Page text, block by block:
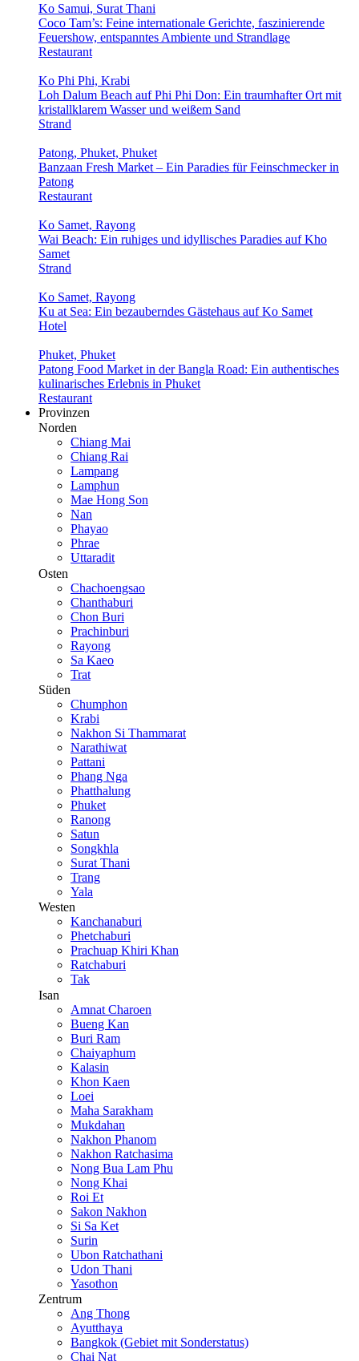
Ko Samui, Surat Thani
Coco Tam’s: Feine internationale Gerichte, faszinierende
Feuershow, entspanntes Ambiente und Strandlage
Restaurant
Ko Phi Phi, Krabi
Loh Dalum Beach auf Phi Phi Don: Ein traumhafter Ort mit
kristallklarem Wasser und weißem Sand
Strand
Patong, Phuket, Phuket
Banzaan Fresh Market – Ein Paradies für Feinschmecker in
Patong
Restaurant
Ko Samet, Rayong
Wai Beach: Ein ruhiges und idyllisches Paradies auf Kho
Samet
Strand
Ko Samet, Rayong
Ku at Sea: Ein bezauberndes Gästehaus auf Ko Samet
Hotel
Phuket, Phuket
Patong Food Market in der Bangla Road: Ein authentisches
kulinarisches Erlebnis in Phuket
Restaurant
Provinzen
Norden
Chiang Mai
Chiang Rai
Lampang
Lamphun
Mae Hong Son
Nan
Phayao
Phrae
Uttaradit
Osten
Chachoengsao
Chanthaburi
Chon Buri
Prachinburi
Rayong
Sa Kaeo
Trat
Süden
Chumphon
Krabi
Nakhon Si Thammarat
Narathiwat
Pattani
Phang Nga
Phatthalung
Phuket
Ranong
Satun
Songkhla
Surat Thani
Trang
Yala
Westen
Kanchanaburi
Phetchaburi
Prachuap Khiri Khan
Ratchaburi
Tak
Isan
Amnat Charoen
Bueng Kan
Buri Ram
Chaiyaphum
Kalasin
Khon Kaen
Loei
Maha Sarakham
Mukdahan
Nakhon Phanom
Nakhon Ratchasima
Nong Bua Lam Phu
Nong Khai
Roi Et
Sakon Nakhon
Si Sa Ket
Surin
Ubon Ratchathani
Udon Thani
Yasothon
Zentrum
Ang Thong
Ayutthaya
Bangkok (Gebiet mit Sonderstatus)
Chai Nat